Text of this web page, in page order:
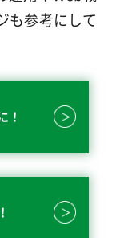
も参考にして
！